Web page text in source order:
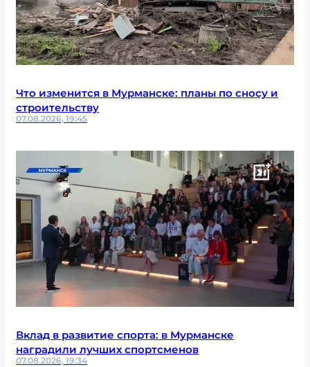
Что изменится в Мурманске: планы по сносу и
строительству
07.08.2026, 19:45
Вклад в развитие спорта: в Мурманске
наградили лучших спортсменов
07.08.2026, 19:34